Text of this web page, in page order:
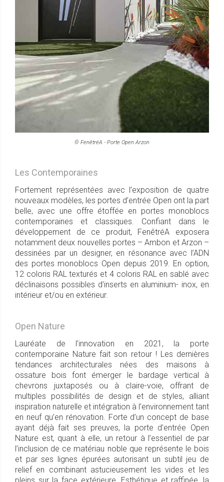
© FenêtréA - Porte Open Arzon
Les Contemporaines
Fortement représentées avec l’exposition de quatre
nouveaux modèles, les portes d’entrée Open ont la part
belle, avec une offre étoffée en portes monoblocs
contemporaines et classiques. Confiant dans le
développement de ce produit, FenêtréA exposera
notamment deux nouvelles portes – Ambon et Arzon –
dessinées par un designer, en résonance avec l’ADN
des portes monoblocs Open depuis 2019. En option,
12 coloris RAL texturés et 4 coloris RAL en sablé avec
déclinaisons possibles d’inserts en aluminium- inox, en
intérieur et/ou en extérieur.
Open Nature
Lauréate de l’innovation en 2021, la porte
contemporaine Nature fait son retour ! Les dernières
tendances architecturales nées des maisons à
ossature bois font émerger le bardage vertical à
chevrons juxtaposés ou à claire-voie, offrant de
multiples possibilités de design et de styles, alliant
inspiration naturelle et intégration à l’environnement tant
en neuf qu’en rénovation. Forte d’un concept de base
ayant déjà fait ses preuves, la porte d’entrée Open
Nature est, quant à elle, un retour à l’essentiel de par
l’inclusion de ce matériau noble que représente le bois
et par ses lignes épurées autorisant un subtil jeu de
relief en combinant astucieusement les vides et les